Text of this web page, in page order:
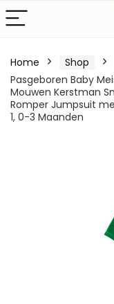
Home Shop
Pasgeboren Baby
Mouwen Kerstman
Romper Jumpsuit
1, 0-3 Maanden